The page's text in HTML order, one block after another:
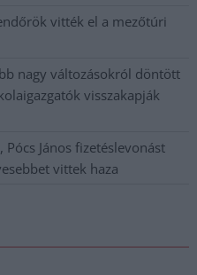
vitték el a mezőtúri
nagy változásokról döntött
visszakapják
János fizetéslevonást
vittek haza